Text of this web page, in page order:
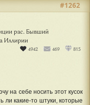
рас. Бывший
Иллирии
4942 469 815
#1262
на себе носить этот кусок
ли какие-то штуки, которые